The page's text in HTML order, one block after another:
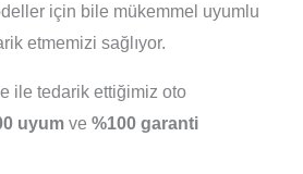
için bile mükemmel uyumlu
etmemizi sağlıyor.
ile tedarik ettiğimiz oto
uyum ve %100 garanti